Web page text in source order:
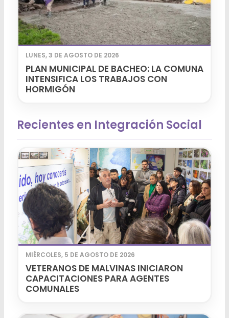
LUNES, 3 DE AGOSTO DE 2026
PLAN MUNICIPAL DE BACHEO: LA COMUNA
INTENSIFICA LOS TRABAJOS CON
HORMIGÓN
Recientes en Integración Social
MIÉRCOLES, 5 DE AGOSTO DE 2026
VETERANOS DE MALVINAS INICIARON
CAPACITACIONES PARA AGENTES
COMUNALES